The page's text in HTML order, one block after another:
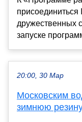
присоединиться
дружественных
запуске
20:00, 30 Мар
Московским
зимнюю